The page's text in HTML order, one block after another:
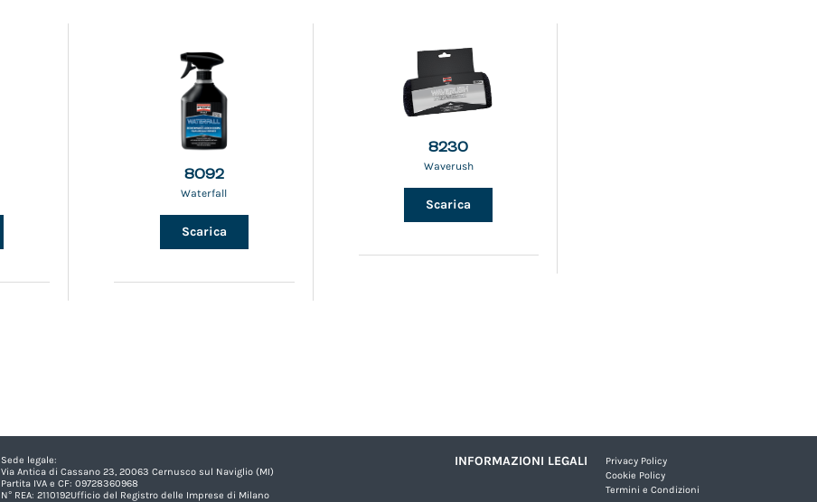
8092
Waterfall
Scarica
8230
Waverush
Scarica
Sede legale:
Via Antica di Cassano 23, 20063 Cernusco sul Naviglio (MI)
Partita IVA e CF: 09728360968
N° REA: 2110192Ufficio del Registro delle Imprese di Milano
INFORMAZIONI LEGALI
Privacy Policy
Cookie Policy
Termini e Condizioni